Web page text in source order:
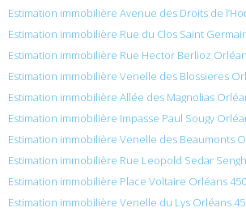
Estimation immobilière Avenue des Droits de
Estimation immobilière Rue du Clos Saint
Estimation immobilière Rue Hector Berlioz
Estimation immobilière Venelle des Blossieres
Estimation immobilière Allée des Magnolias
Estimation immobilière Impasse Paul Sougy
Estimation immobilière Venelle des Beaumonts
Estimation immobilière Rue Leopold Sedar
Estimation immobilière Place Voltaire Orléans
Estimation immobilière Venelle du Lys Orléans